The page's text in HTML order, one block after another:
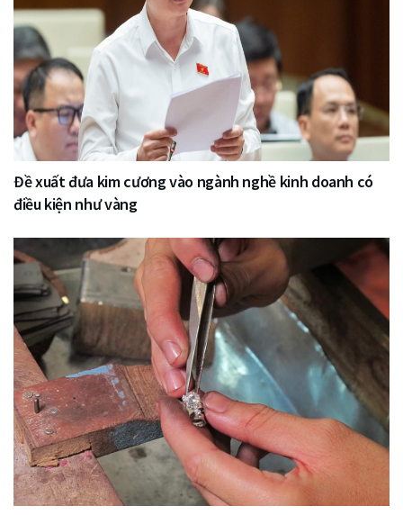
Đề xuất đưa kim cương vào ngành nghề kinh doanh có
điều kiện như vàng